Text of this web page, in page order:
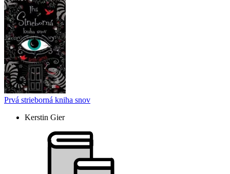
Prvá strieborná kniha snov
Kerstin Gier